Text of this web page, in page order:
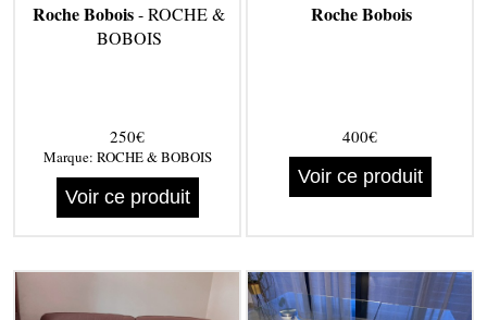
Roche Bobois- ROCHE &
BOBOIS
250€
Marque: ROCHE & BOBOIS
Voir ce produit
Roche Bobois
400€
Voir ce produit